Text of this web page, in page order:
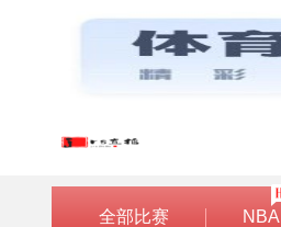
全部比赛
NBA